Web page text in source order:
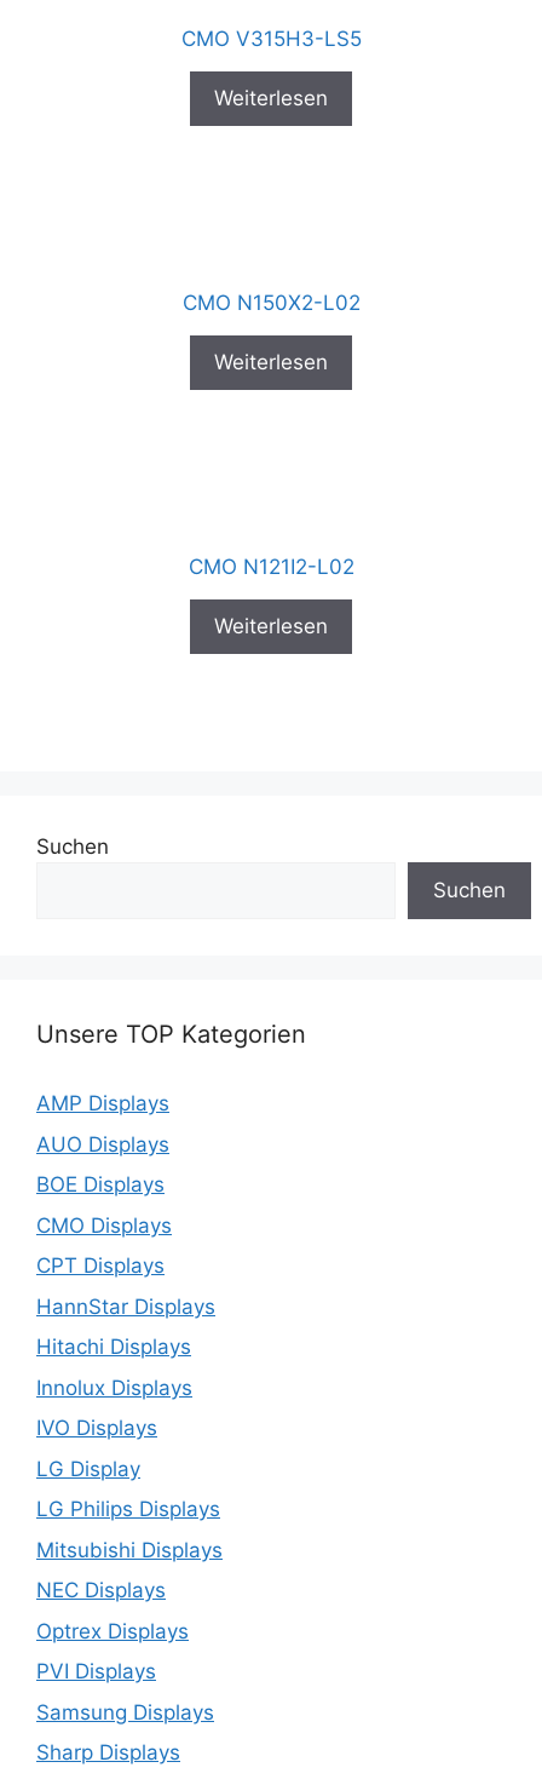
CMO V315H3-LS5
Weiterlesen
CMO N150X2-L02
Weiterlesen
CMO N121I2-L02
Weiterlesen
Suchen
Suchen
Unsere TOP Kategorien
AMP Displays
AUO Displays
BOE Displays
CMO Displays
CPT Displays
HannStar Displays
Hitachi Displays
Innolux Displays
IVO Displays
LG Display
LG Philips Displays
Mitsubishi Displays
NEC Displays
Optrex Displays
PVI Displays
Samsung Displays
Sharp Displays